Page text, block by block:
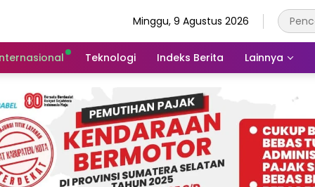
Minggu, 9 Agustus 2026
Teknologi Indeks Berita Lainnya